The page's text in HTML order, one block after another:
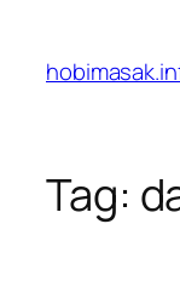
content
Tag: